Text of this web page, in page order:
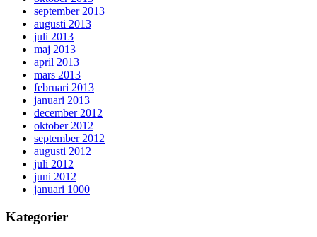
september 2013
augusti 2013
juli 2013
maj 2013
april 2013
mars 2013
februari 2013
januari 2013
december 2012
oktober 2012
september 2012
augusti 2012
juli 2012
juni 2012
januari 1000
Kategorier